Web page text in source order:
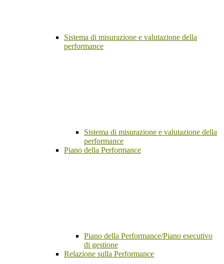
Sistema di misurazione e valutazione della
performance
Sistema di misurazione e valutazione della
performance
Piano della Performance
Piano della Performance/Piano esecutivo
di gestione
Relazione sulla Performance